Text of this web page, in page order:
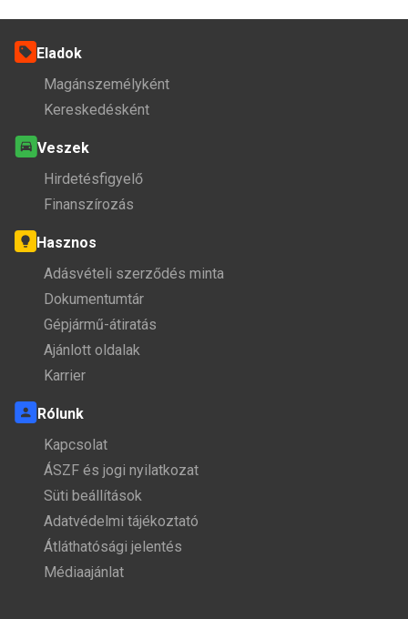
Eladok
Magánszemélyként
Kereskedésként
Veszek
Hirdetésfigyelő
Finanszírozás
Hasznos
Adásvételi szerződés minta
Dokumentumtár
Gépjármű-átiratás
Ajánlott oldalak
Karrier
Rólunk
Kapcsolat
ÁSZF és jogi nyilatkozat
Süti beállítások
Adatvédelmi tájékoztató
Átláthatósági jelentés
Médiaajánlat